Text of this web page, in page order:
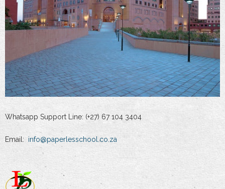
Whatsapp Support Line: (+27) 67 104 3404
Email: info@paperlesschool.co.za